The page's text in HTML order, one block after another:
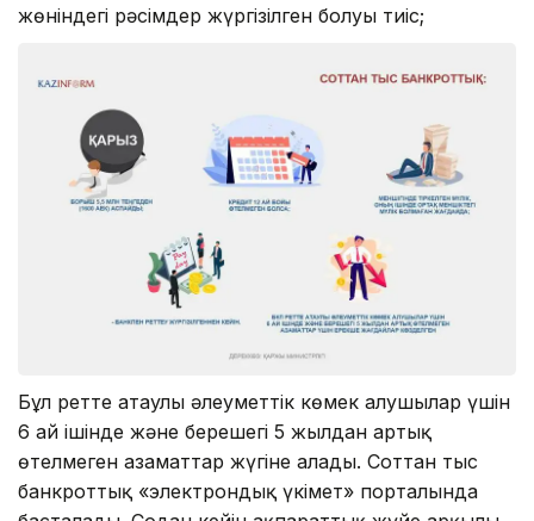
жөніндегі рәсімдер жүргізілген болуы тиіс;
Бұл ретте атаулы әлеуметтік көмек алушылар үшін
6 ай ішінде және берешегі 5 жылдан артық
өтелмеген азаматтар жүгіне алады. Соттан тыс
банкроттық «электрондық үкімет» порталында